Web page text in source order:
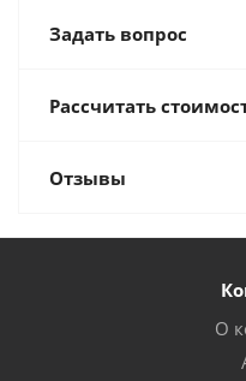
Задать вопрос
Рассчитать
Отзывы
О